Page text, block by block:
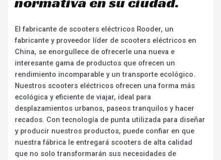
El fabricante de scooters eléctricos Rooder, un
fabricante y proveedor líder de scooters eléctricos en
China, se enorgullece de ofrecerle una nueva e
interesante gama de productos que ofrecen un
rendimiento incomparable y un transporte ecológico.
Nuestros scooters eléctricos ofrecen una forma más
ecológica y eficiente de viajar, ideal para
desplazamientos urbanos, paseos tranquilos y hacer
recados. Con tecnología de punta utilizada para diseñar
y producir nuestros productos, puede confiar en que
nuestra fábrica le entregará scooters de alta calidad
que no solo transformarán sus necesidades de